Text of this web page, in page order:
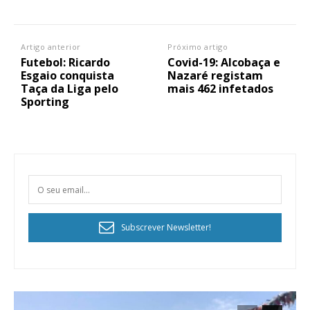
Artigo anterior
Futebol: Ricardo
Esgaio conquista
Taça da Liga pelo
Sporting
Próximo artigo
Covid-19: Alcobaça e
Nazaré registam
mais 462 infetados
Subscrever Newsletter!